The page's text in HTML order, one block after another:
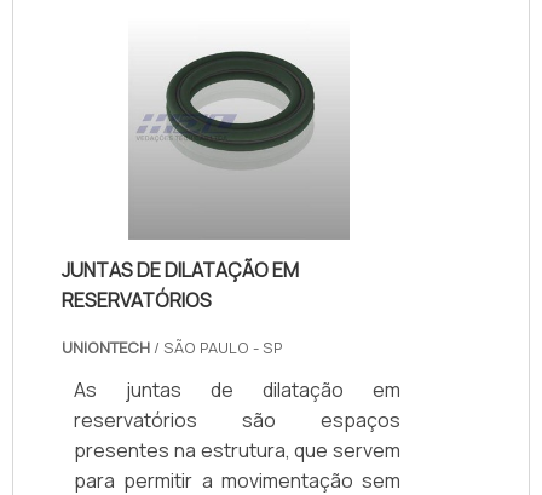
JUNTAS DE DILATAÇÃO EM
RESERVATÓRIOS
UNIONTECH / SÃO PAULO - SP
As juntas de dilatação em
reservatórios são espaços
presentes na estrutura, que servem
para permitir a movimentação sem